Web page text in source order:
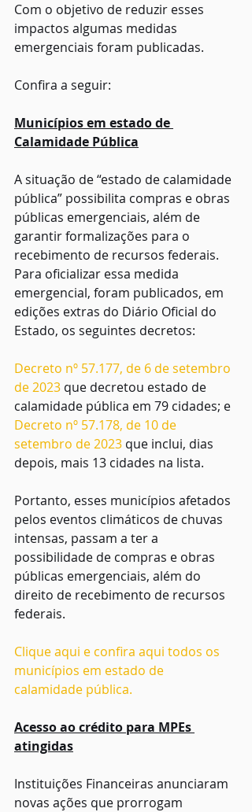
Com o objetivo de reduzir esses
impactos algumas medidas
emergenciais foram publicadas.
Confira a seguir:
Municípios em estado de
Calamidade Pública
A situação de “estado de calamidade
pública” possibilita compras e obras
públicas emergenciais, além de
garantir formalizações para o
recebimento de recursos federais.
Para oficializar essa medida
emergencial, foram publicados, em
edições extras do Diário Oficial do
Estado, os seguintes decretos:
Decreto nº 57.177, de 6 de setembro
de 2023 que decretou estado de
calamidade pública em 79 cidades; e
Decreto nº 57.178, de 10 de
setembro de 2023 que inclui, dias
depois, mais 13 cidades na lista.
Portanto, esses municípios afetados
pelos eventos climáticos de chuvas
intensas, passam a ter a
possibilidade de compras e obras
públicas emergenciais, além do
direito de recebimento de recursos
federais.
Clique aqui e confira aqui todos os
municípios em estado de
calamidade pública.
Acesso ao crédito para MPEs
atingidas
Instituições Financeiras anunciaram
novas ações que prorrogam